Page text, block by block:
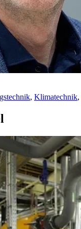
, Klimatechnik,